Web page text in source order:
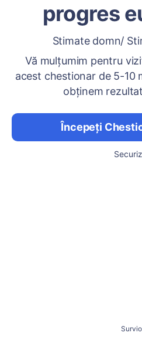
progres
Stimate domn/
Vă mulțumim pentru
acest chestionar de 5-10
obținem
Începeți
Survio